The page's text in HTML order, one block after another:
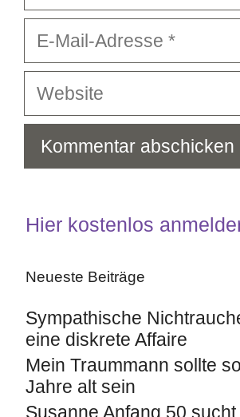
Mail-
Adresse
Hier kostenlos
Neueste Beiträge
Sympathische
eine diskrete Affaire
Mein Traummann sollte
Jahre alt sein
Susanne Anfang 50